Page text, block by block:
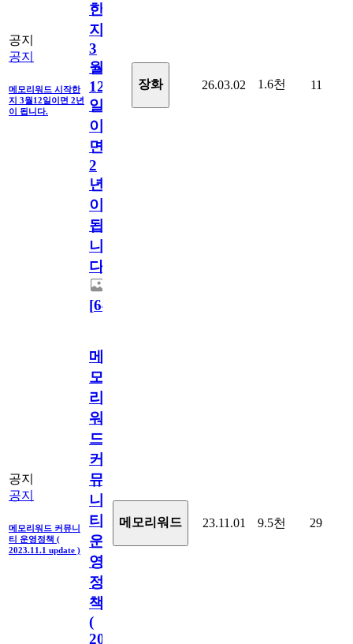
공지
공지
메모리워드 시작한
지 3월12일이면 2년
이 됩니다.
한
지
3
월
12
일
이
면
2
년
이
됩
니
다.
[64
장화 26.03.02 1.6천 11
공지
공지
메모리워드 커뮤니
티 운영정책 (
2023.11.1 update )
메
모
리
워
드
커
뮤
니
티
운
영
정
책
(
2023.11.1
메모리워드 23.11.01 9.5천 29